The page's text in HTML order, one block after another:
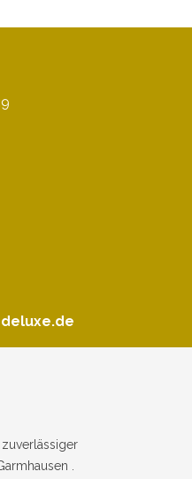
.